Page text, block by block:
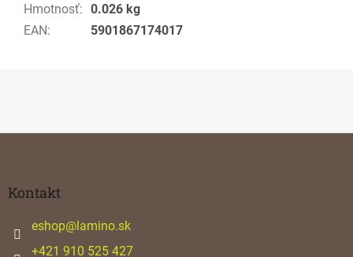
Hmotnosť: 0.026 kg
EAN: 5901867174017
Kontakt
eshop@lamino.sk
+421 910 525 427